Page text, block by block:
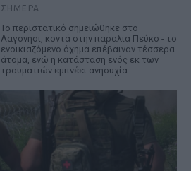
ΣΉΜΕΡΑ
Το περιστατικό σημειώθηκε στο
Λαγονήσι, κοντά στην παραλία Πεύκο - το
ενοικιαζόμενο όχημα επέβαιναν τέσσερα
άτομα, ενώ η κατάσταση ενός εκ των
τραυματιών εμπνέει ανησυχία.